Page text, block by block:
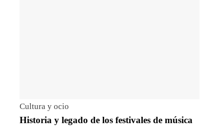
Cultura y ocio
Historia y legado de los festivales de música